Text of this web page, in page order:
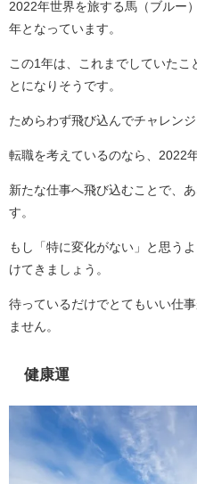
2022年世界を旅する馬（ブルー
年となっています。
この1年は、これまでしていたこ
とになりそうです。
ためらわず飛び込んでチャレンジ
転職を考えているのなら、2022
新たな仕事へ飛び込むことで、
す。
もし「特に変化がない」と思う
けてきましょう。
待っているだけでとてもいい仕
ません。
健康運